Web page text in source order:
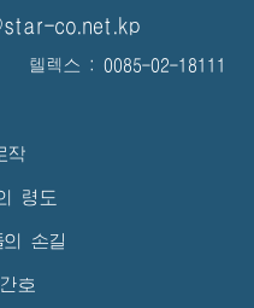
co.net.kp
렉스 : 0085-02-18111
작
령도
의 손길
호